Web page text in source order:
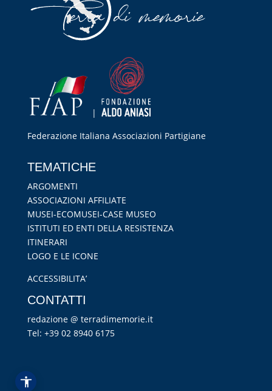
|
Federazione Italiana Associazioni Partigiane
TEMATICHE
ARGOMENTI
ASSOCIAZIONI AFFILIATE
MUSEI-ECOMUSEI-CASE MUSEO
ISTITUTI ED ENTI DELLA RESISTENZA
ITINERARI
LOGO E LE ICONE
ACCESSIBILITA’
CONTATTI
redazione @ terradimemorie.it
Tel: +39 02 8940 6175
RIPRISTINA
-A 100% +A
Alto Contrasto
Modalità Scura
Disattiva Immagini
Cursore Grande
Guida Lettura
Lettura Vocale